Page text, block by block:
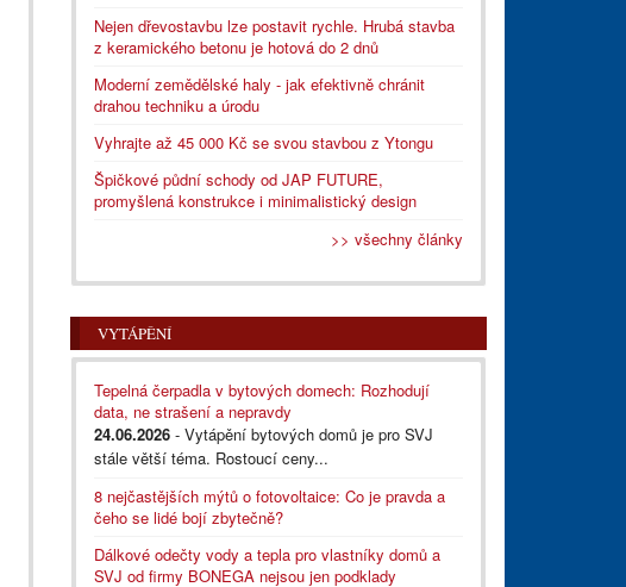
Nejen dřevostavbu lze postavit rychle. Hrubá stavba
z keramického betonu je hotová do 2 dnů
Moderní zemědělské haly - jak efektivně chránit
drahou techniku a úrodu
Vyhrajte až 45 000 Kč se svou stavbou z Ytongu
Špičkové půdní schody od JAP FUTURE,
promyšlená konstrukce i minimalistický design
>> všechny články
VYTÁPĚNÍ
Tepelná čerpadla v bytových domech: Rozhodují
data, ne strašení a nepravdy
24.06.2026 - Vytápění bytových domů je pro SVJ
stále větší téma. Rostoucí ceny...
8 nejčastějších mýtů o fotovoltaice: Co je pravda a
čeho se lidé bojí zbytečně?
Dálkové odečty vody a tepla pro vlastníky domů a
SVJ od firmy BONEGA nejsou jen podklady